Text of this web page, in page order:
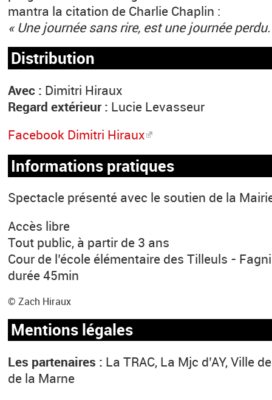
mantra la citation de Charlie Chaplin :
« Une journée sans rire, est une journée
Distribution
Avec : Dimitri Hiraux
Regard extérieur : Lucie Levasseur
Facebook Dimitri Hiraux
Informations pratiques
Spectacle présenté avec le soutien de la
Accès libre
Tout public, à partir de 3 ans
Cour de l’école élémentaire des Tilleuls -
durée 45min
© Zach Hiraux
Mentions légales
Les partenaires : La TRAC, La Mjc d’AY, Ville
de la Marne